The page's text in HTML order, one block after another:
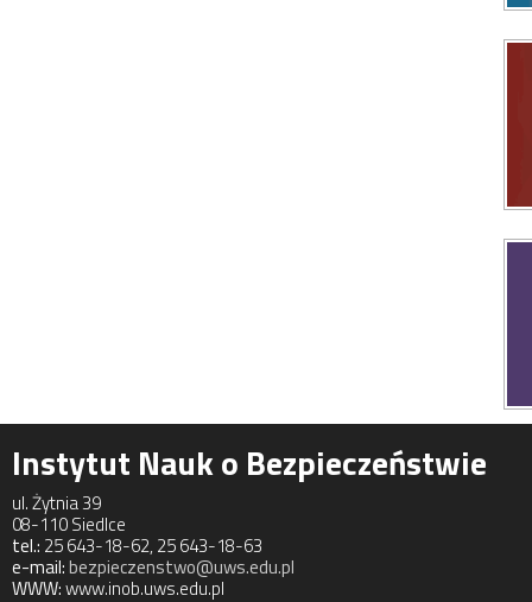
Instytut Nauk o Bezpieczeństwie
ul. Żytnia 39
08-110 Siedlce
tel.: 25 643-18-62, 25 643-18-63
e-mail:bezpieczenstwo@uws.edu.pl
WWW:www.inob.uws.edu.pl